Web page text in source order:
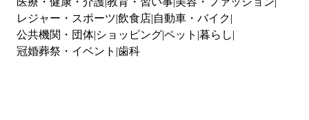
レジャー・スポーツ 飲食店 自動車・バイク
公共機関・団体 ショッピングペット 暮らし
冠婚葬祭・イベント 歯科